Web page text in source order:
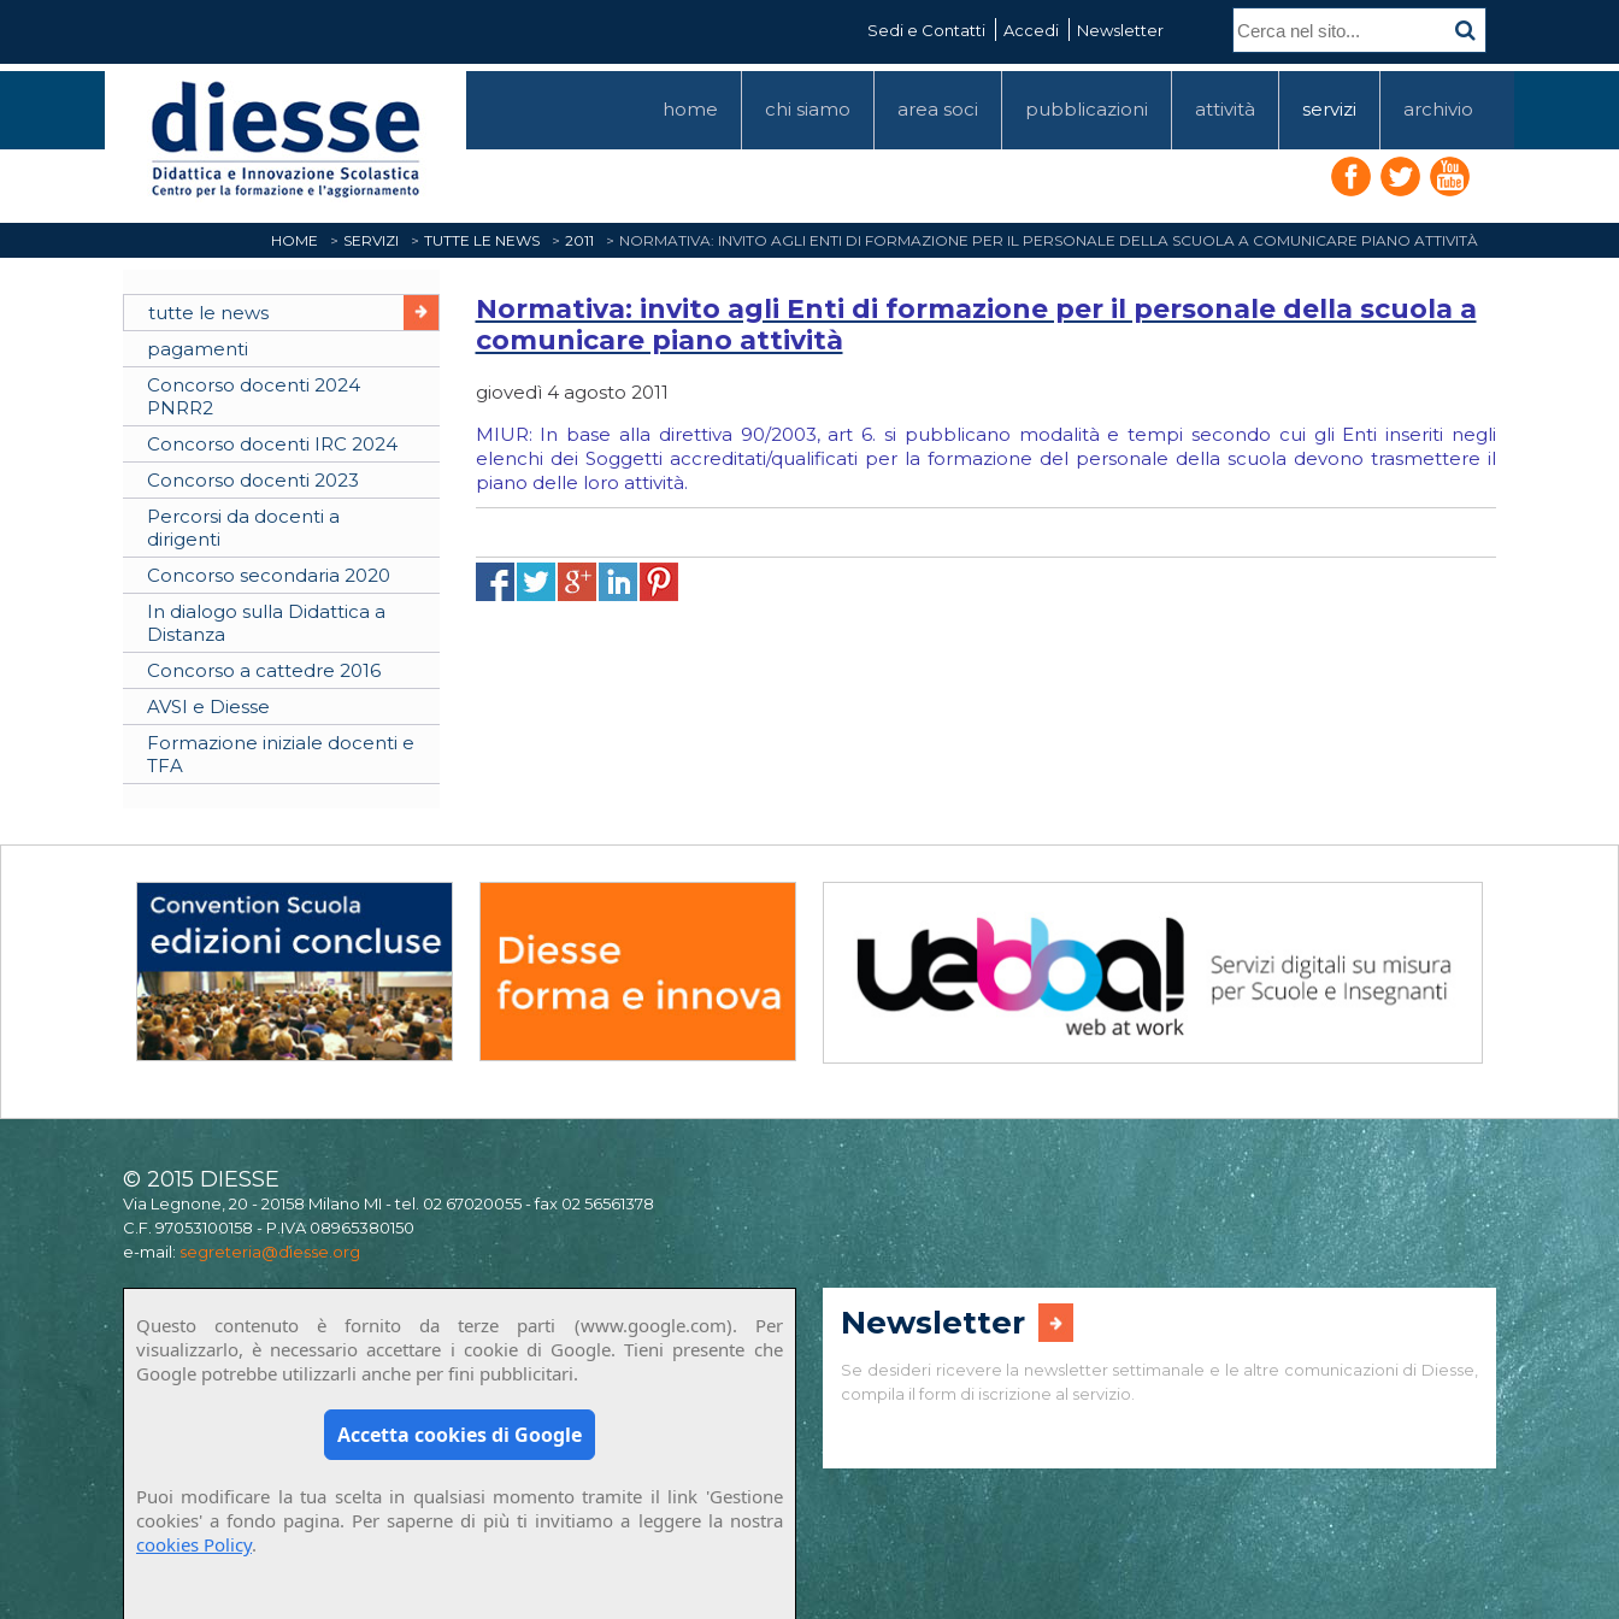
Sedi e Contatti Accedi Newsletter
home chi siamo area soci pubblicazioni attività servizi archivio
HOME SERVIZI TUTTE LE NEWS 2011 NORMATIVA: INVITO AGLI ENTI DI FORMAZIONE PER IL PERSONALE DELLA SCUOLA A COMUNICARE PIANO ATTIVITÀ
tutte le news
pagamenti
Concorso docenti 2024
PNRR2
Concorso docenti IRC 2024
Concorso docenti 2023
Percorsi da docenti a
dirigenti
Concorso secondaria 2020
In dialogo sulla Didattica a
Distanza
Concorso a cattedre 2016
AVSI e Diesse
Formazione iniziale docenti e
TFA
Normativa: invito agli Enti di formazione per il personale della scuola a
comunicare piano attività
giovedì 4 agosto 2011
MIUR: In base alla direttiva 90/2003, art 6. si pubblicano modalità e tempi secondo cui gli Enti inseriti negli
elenchi dei Soggetti accreditati/qualificati per la formazione del personale della scuola devono trasmettere il
piano delle loro attività.
© 2015 DIESSE
Via Legnone, 20 - 20158 Milano MI - tel. 02 67020055 - fax 02 56561378
C.F. 97053100158 - P.IVA 08965380150
e-mail: segreteria@diesse.org
Questo contenuto è fornito da terze parti (www.google.com). Per
visualizzarlo, è necessario accettare i cookie di Google. Tieni presente che
Google potrebbe utilizzarli anche per fini pubblicitari.
Accetta cookies di Google
Puoi modificare la tua scelta in qualsiasi momento tramite il link 'Gestione
cookies' a fondo pagina. Per saperne di più ti invitiamo a leggere la nostra
cookies Policy.
Newsletter
Se desideri ricevere la newsletter settimanale e le altre comunicazioni di Diesse,
compila il form di iscrizione al servizio.